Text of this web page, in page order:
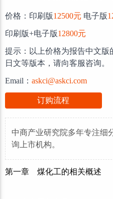
价格：印刷版12500元 电子版
印刷版+电子版12800元
提示：以上价格为报告中文版
日文等版本，请向客服咨询。
Email： askci@askci.com
订购流程
中商产业研究院多年专注细
询上市机构。
第一章 煤化工的相关概述